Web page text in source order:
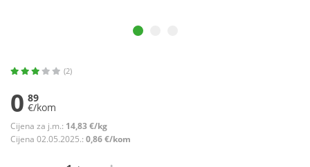
(2)
0 89
€/kom
Cijena za j.m.: 14,83 €/kg
Cijena 02.05.2025.: 0,86 €/kom